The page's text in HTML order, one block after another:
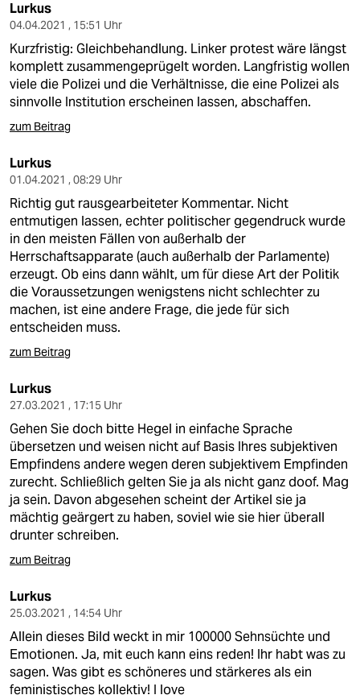
Lurkus
04.04.2021 , 15:51 Uhr
Kurzfristig: Gleichbehandlung. Linker protest wäre längst
komplett zusammengeprügelt worden. Langfristig wollen
viele die Polizei und die Verhältnisse, die eine Polizei als
sinnvolle Institution erscheinen lassen, abschaffen.
zum Beitrag
Lurkus
01.04.2021 , 08:29 Uhr
Richtig gut rausgearbeiteter Kommentar. Nicht
entmutigen lassen, echter politischer gegendruck wurde
in den meisten Fällen von außerhalb der
Herrschaftsapparate (auch außerhalb der Parlamente)
erzeugt. Ob eins dann wählt, um für diese Art der Politik
die Voraussetzungen wenigstens nicht schlechter zu
machen, ist eine andere Frage, die jede für sich
entscheiden muss.
zum Beitrag
Lurkus
27.03.2021 , 17:15 Uhr
Gehen Sie doch bitte Hegel in einfache Sprache
übersetzen und weisen nicht auf Basis Ihres subjektiven
Empfindens andere wegen deren subjektivem Empfinden
zurecht. Schließlich gelten Sie ja als nicht ganz doof. Mag
ja sein. Davon abgesehen scheint der Artikel sie ja
mächtig geärgert zu haben, soviel wie sie hier überall
drunter schreiben.
zum Beitrag
Lurkus
25.03.2021 , 14:54 Uhr
Allein dieses Bild weckt in mir 100000 Sehnsüchte und
Emotionen. Ja, mit euch kann eins reden! Ihr habt was zu
sagen. Was gibt es schöneres und stärkeres als ein
feministisches kollektiv! I love